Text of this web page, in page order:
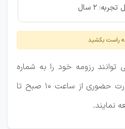
۲ سال
راست بکشید
رزومه خود را به شماره
روبیکا زیر ارسال و یا بصورت حضوری از ساعت ۱۰ صبح تا